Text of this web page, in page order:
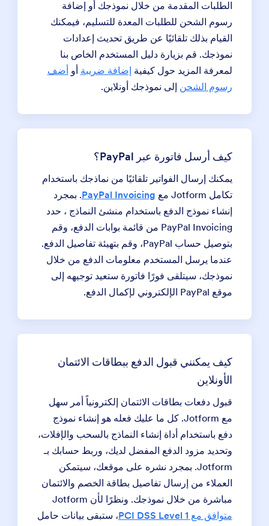
الطلبات المقدمة من خلال نموذجك أو إضافة
رسوم الشحن للطلبات المعدة للتسليم، فيمكنك
القيام بذلك تلقائيًا عن طريق تحديث إعدادات
نموذجك. قم بزيارة دليل المستخدم الخاص بنا
لمعرفة المزيد حول كيفية إضافة ضريبة أو أضف
رسوم الشحن إلى نموذجك أونلاين.
كيف أرسل فاتورة عبر PayPal؟
يمكنك إرسال الفواتير تلقائيًا من نماذجك باستخدام
تكامل Jotform مع
PayPal Invoicing. بمجرد
إنشاء نموذج الدفع باستخدام منشئ النماذج ، حدد
PayPal Invoicing من قائمة بوابات الدفع، وقم
بتوصيل حساب PayPal، وقم بتهيئة تفاصيل الدفع.
عندما يرسل المستخدم معلومات الدفع من خلال
نموذجك، سيتلقى فورًا فاتورة ستعيد توجيهه إلى
موقع PayPal الإلكتروني لإكمال الدفع.
كيف يمكنني قبول الدفع ببطاقات الائتمان
الأونلاين
قبول دفعات بطاقات الائتمان إلكترونياً أمر سهل
مع Jotform. كل ما عليك فعله هو إنشاء نموذج
دفع باستخدام أداة إنشاء النماذج بالسحب والإفلات،
وتحديد مزود الدفع المفضل لديك، وربط حسابك بـ
Jotform. بمجرد نشره على موقعك، سيتمكن
العملاء من إرسال تفاصيل بطاقة الخصم والائتمان
مباشرة من خلال نموذجك. ونظرًا لأن Jotform
متوافق مع PCI DSS Level 1
، ستبقى بيانات حامل